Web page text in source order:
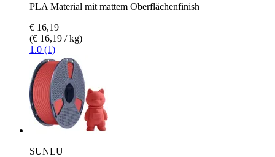
PLA Material mit mattem Oberflächenfinish
€ 16,19
(€ 16,19 / kg)
1.0 (1)
SUNLU